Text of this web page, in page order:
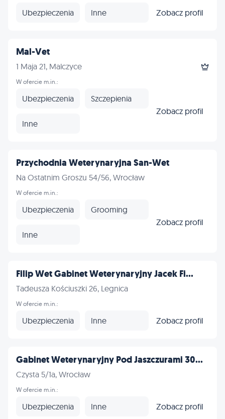
Ubezpieczenia Inne Zobacz profil
Mal-Vet
1 Maja 21, Malczyce
W ofercie m.in.:
Ubezpieczenia Szczepienia
Inne
Zobacz profil
Przychodnia Weterynaryjna San-Wet
Na Ostatnim Groszu 54/56, Wrocław
W ofercie m.in.:
Ubezpieczenia Grooming
Inne
Zobacz profil
Filip Wet Gabinet Weterynaryjny Jacek Fi...
Tadeusza Kościuszki 26, Legnica
W ofercie m.in.:
Ubezpieczenia Inne Zobacz profil
Gabinet Weterynaryjny Pod Jaszczurami 30...
Czysta 5/1a, Wrocław
W ofercie m.in.:
Ubezpieczenia Inne Zobacz profil